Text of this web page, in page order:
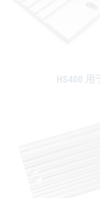
HS400